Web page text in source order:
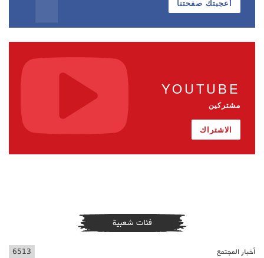
أعجبتك صفحتنا
YOUTUBE
مشتركين
الاشتراك
فئات شعبية
أخبار المجتمع 6513